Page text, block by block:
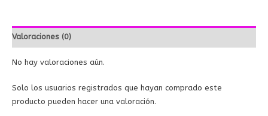
Valoraciones (0)
No hay valoraciones aún.
Solo los usuarios registrados que hayan comprado este
producto pueden hacer una valoración.